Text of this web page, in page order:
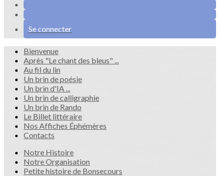
Se connecter
Bienvenue
Après "Le chant des bleus" ...
Au fil du lin
Un brin de poésie
Un brin d'IA ...
Un brin de calligraphie
Un brin de Rando
Le Billet littéraire
Nos Affiches Éphémères
Contacts
Notre Histoire
Notre Organisation
Petite histoire de Bonsecours